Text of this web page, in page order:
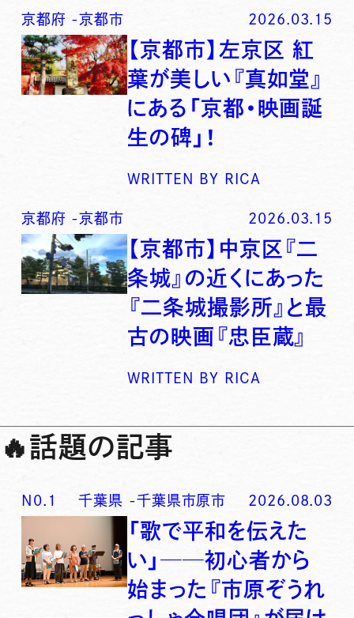
京都府 -京都市 2026.03.15
【京都市】左京区 紅
葉が美しい『真如堂』
にある「京都・映画誕
生の碑」！
WRITTEN BY RICA
京都府 -京都市 2026.03.15
【京都市】中京区『二
条城』の近くにあった
『二条城撮影所』と最
古の映画『忠臣蔵』
WRITTEN BY RICA
🔥話題の記事
N0. 1 千葉県 -千葉県市原市 2026.08.03
「歌で平和を伝えた
い」──初心者から
始まった『市原ぞうれ